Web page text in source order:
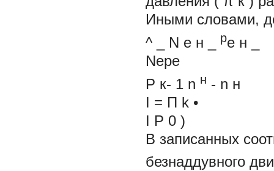
Иными словами,
^ _ N e н pe н
Nеpе
Р к- 1 n н - n н
I = П k •
I P 0 )
В записанных
безнаддувного